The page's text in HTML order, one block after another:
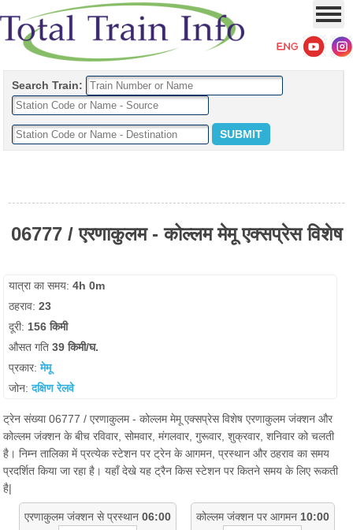
Search Train:
06777 / एरणाकुलम - कोल्लम मेमू एक्सप्रेस विशेष
यात्रा का समय:4h 0m
ठहराव:23
दूरी: 156 किमी
औसत गति39 किमी/घ.
प्रकार:मेमू
जोन:दक्षिण रेलवे
ट्रेन संख्या 06777 / एरणाकुलम - कोल्लम मेमू एक्सप्रेस विशेष एरणाकुलम जंक्शन और
कोल्लम जंक्शन के बीच रविवार, सोमवार, मंगलवार, गुरूवार, शुक्रवार, शनिवार को चलती
है। निम्न तालिका में प्रत्येक स्टेशन पर ट्रेन के आगमन, प्रस्थान और ठहराव का समय
प्रदर्शित किया जा रहा है। यहाँ देखे यह ट्रैन किस स्टेशन पर कितने समय के लिए रूकती
है|
एरणाकुलम जंक्शन से प्रस्थान 06:00 कोल्लम जंक्शन पर आगमन 10:00